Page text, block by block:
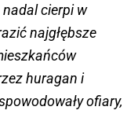
cierpi w
najgłębsze
huragan i
ofiary,